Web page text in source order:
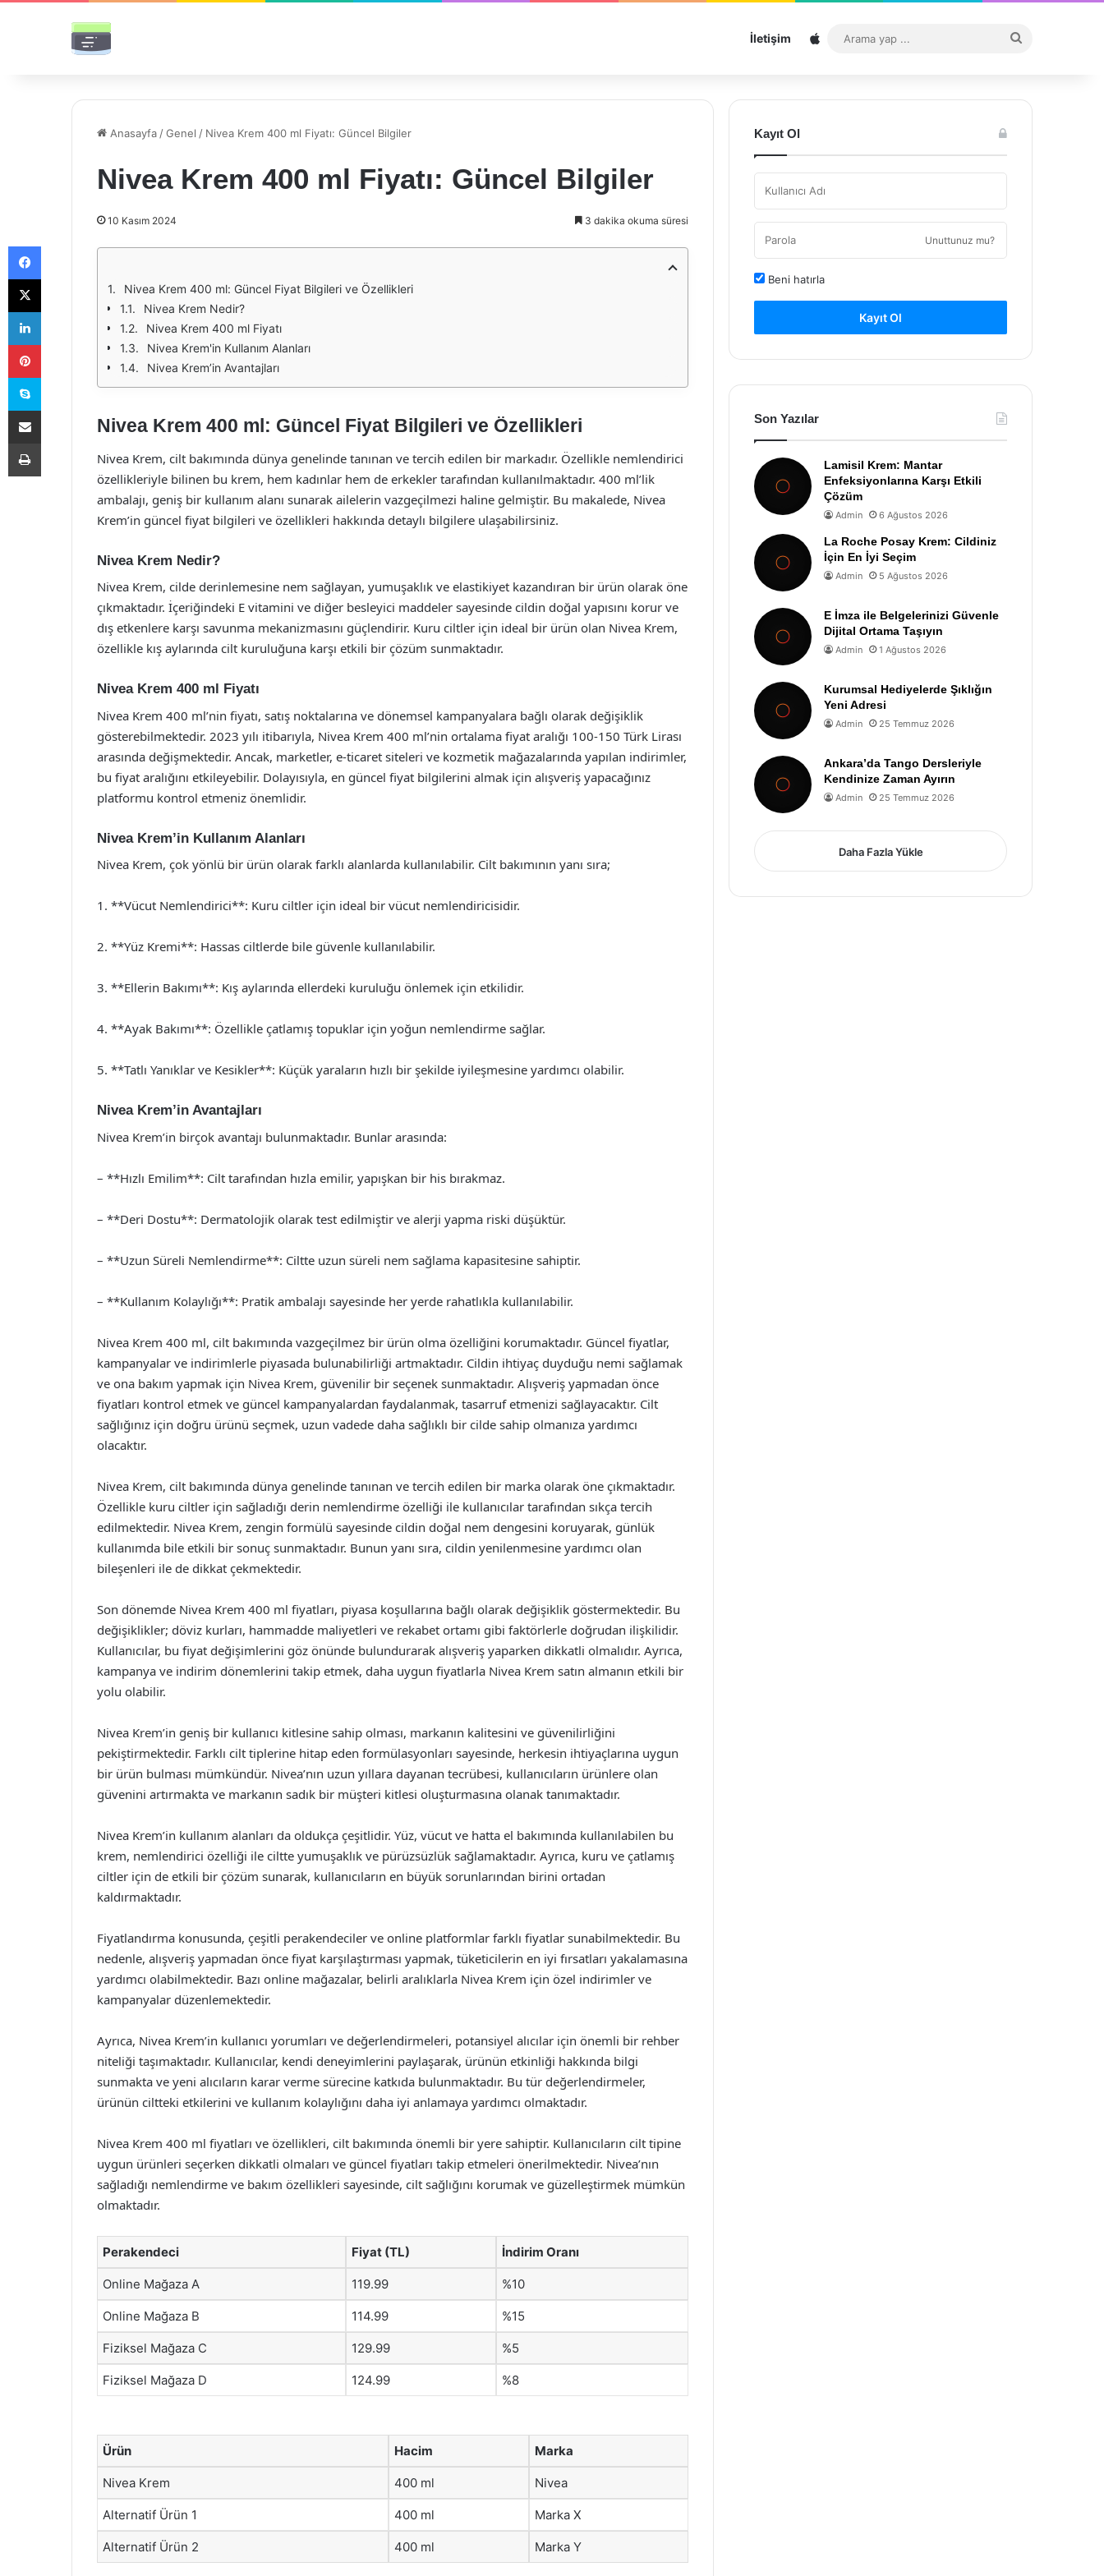
İletişim Sitemap
...
Anasayfa /Genel / Nivea Krem 400 ml Fiyatı: Güncel Bilgiler
Nivea Krem 400 ml Fiyatı: Güncel Bilgiler
10 Kasım 2024 3 dakika okuma süresi
Nivea Krem 400 ml: Güncel Fiyat Bilgileri ve Özellikleri
Nivea Krem Nedir?
Nivea Krem 400 ml Fiyatı
Nivea Krem'in Kullanım Alanları
Nivea Krem’in Avantajları
Nivea Krem 400 ml: Güncel Fiyat Bilgileri ve Özellikleri
Nivea Krem, cilt bakımında dünya genelinde tanınan ve tercih edilen bir markadır. Özellikle nemlendirici
özellikleriyle bilinen bu krem, hem kadınlar hem de erkekler tarafından kullanılmaktadır. 400 ml’lik
ambalajı, geniş bir kullanım alanı sunarak ailelerin vazgeçilmezi haline gelmiştir. Bu makalede, Nivea
Krem’in güncel fiyat bilgileri ve özellikleri hakkında detaylı bilgilere ulaşabilirsiniz.
Nivea Krem Nedir?
Nivea Krem, cilde derinlemesine nem sağlayan, yumuşaklık ve elastikiyet kazandıran bir ürün olarak öne
çıkmaktadır. İçeriğindeki E vitamini ve diğer besleyici maddeler sayesinde cildin doğal yapısını korur ve
dış etkenlere karşı savunma mekanizmasını güçlendirir. Kuru ciltler için ideal bir ürün olan Nivea Krem,
özellikle kış aylarında cilt kuruluğuna karşı etkili bir çözüm sunmaktadır.
Nivea Krem 400 ml Fiyatı
Nivea Krem 400 ml’nin fiyatı, satış noktalarına ve dönemsel kampanyalara bağlı olarak değişiklik
gösterebilmektedir. 2023 yılı itibarıyla, Nivea Krem 400 ml’nin ortalama fiyat aralığı 100-150 Türk Lirası
arasında değişmektedir. Ancak, marketler, e-ticaret siteleri ve kozmetik mağazalarında yapılan indirimler,
bu fiyat aralığını etkileyebilir. Dolayısıyla, en güncel fiyat bilgilerini almak için alışveriş yapacağınız
platformu kontrol etmeniz önemlidir.
Nivea Krem’in Kullanım Alanları
Nivea Krem, çok yönlü bir ürün olarak farklı alanlarda kullanılabilir. Cilt bakımının yanı sıra;
1. **Vücut Nemlendirici**: Kuru ciltler için ideal bir vücut nemlendiricisidir.
2. **Yüz Kremi**: Hassas ciltlerde bile güvenle kullanılabilir.
3. **Ellerin Bakımı**: Kış aylarında ellerdeki kuruluğu önlemek için etkilidir.
4. **Ayak Bakımı**: Özellikle çatlamış topuklar için yoğun nemlendirme sağlar.
5. **Tatlı Yanıklar ve Kesikler**: Küçük yaraların hızlı bir şekilde iyileşmesine yardımcı olabilir.
Nivea Krem’in Avantajları
Nivea Krem’in birçok avantajı bulunmaktadır. Bunlar arasında:
– **Hızlı Emilim**: Cilt tarafından hızla emilir, yapışkan bir his bırakmaz.
– **Deri Dostu**: Dermatolojik olarak test edilmiştir ve alerji yapma riski düşüktür.
– **Uzun Süreli Nemlendirme**: Ciltte uzun süreli nem sağlama kapasitesine sahiptir.
– **Kullanım Kolaylığı**: Pratik ambalajı sayesinde her yerde rahatlıkla kullanılabilir.
Nivea Krem 400 ml, cilt bakımında vazgeçilmez bir ürün olma özelliğini korumaktadır. Güncel fiyatlar,
kampanyalar ve indirimlerle piyasada bulunabilirliği artmaktadır. Cildin ihtiyaç duyduğu nemi sağlamak
ve ona bakım yapmak için Nivea Krem, güvenilir bir seçenek sunmaktadır. Alışveriş yapmadan önce
fiyatları kontrol etmek ve güncel kampanyalardan faydalanmak, tasarruf etmenizi sağlayacaktır. Cilt
sağlığınız için doğru ürünü seçmek, uzun vadede daha sağlıklı bir cilde sahip olmanıza yardımcı
olacaktır.
Nivea Krem, cilt bakımında dünya genelinde tanınan ve tercih edilen bir marka olarak öne çıkmaktadır.
Özellikle kuru ciltler için sağladığı derin nemlendirme özelliği ile kullanıcılar tarafından sıkça tercih
edilmektedir. Nivea Krem, zengin formülü sayesinde cildin doğal nem dengesini koruyarak, günlük
kullanımda bile etkili bir sonuç sunmaktadır. Bunun yanı sıra, cildin yenilenmesine yardımcı olan
bileşenleri ile de dikkat çekmektedir.
Son dönemde Nivea Krem 400 ml fiyatları, piyasa koşullarına bağlı olarak değişiklik göstermektedir. Bu
değişiklikler; döviz kurları, hammadde maliyetleri ve rekabet ortamı gibi faktörlerle doğrudan ilişkilidir.
Kullanıcılar, bu fiyat değişimlerini göz önünde bulundurarak alışveriş yaparken dikkatli olmalıdır. Ayrıca,
kampanya ve indirim dönemlerini takip etmek, daha uygun fiyatlarla Nivea Krem satın almanın etkili bir
yolu olabilir.
Nivea Krem’in geniş bir kullanıcı kitlesine sahip olması, markanın kalitesini ve güvenilirliğini
pekiştirmektedir. Farklı cilt tiplerine hitap eden formülasyonları sayesinde, herkesin ihtiyaçlarına uygun
bir ürün bulması mümkündür. Nivea’nın uzun yıllara dayanan tecrübesi, kullanıcıların ürünlere olan
güvenini artırmakta ve markanın sadık bir müşteri kitlesi oluşturmasına olanak tanımaktadır.
Nivea Krem’in kullanım alanları da oldukça çeşitlidir. Yüz, vücut ve hatta el bakımında kullanılabilen bu
krem, nemlendirici özelliği ile ciltte yumuşaklık ve pürüzsüzlük sağlamaktadır. Ayrıca, kuru ve çatlamış
ciltler için de etkili bir çözüm sunarak, kullanıcıların en büyük sorunlarından birini ortadan
kaldırmaktadır.
Fiyatlandırma konusunda, çeşitli perakendeciler ve online platformlar farklı fiyatlar sunabilmektedir. Bu
nedenle, alışveriş yapmadan önce fiyat karşılaştırması yapmak, tüketicilerin en iyi fırsatları yakalamasına
yardımcı olabilmektedir. Bazı online mağazalar, belirli aralıklarla Nivea Krem için özel indirimler ve
kampanyalar düzenlemektedir.
Ayrıca, Nivea Krem’in kullanıcı yorumları ve değerlendirmeleri, potansiyel alıcılar için önemli bir rehber
niteliği taşımaktadır. Kullanıcılar, kendi deneyimlerini paylaşarak, ürünün etkinliği hakkında bilgi
sunmakta ve yeni alıcıların karar verme sürecine katkıda bulunmaktadır. Bu tür değerlendirmeler,
ürünün ciltteki etkilerini ve kullanım kolaylığını daha iyi anlamaya yardımcı olmaktadır.
Nivea Krem 400 ml fiyatları ve özellikleri, cilt bakımında önemli bir yere sahiptir. Kullanıcıların cilt tipine
uygun ürünleri seçerken dikkatli olmaları ve güncel fiyatları takip etmeleri önerilmektedir. Nivea’nın
sağladığı nemlendirme ve bakım özellikleri sayesinde, cilt sağlığını korumak ve güzelleştirmek mümkün
olmaktadır.
Perakendeci Fiyat (TL) İndirim Oranı
Online Mağaza A 119.99 %10
Online Mağaza B 114.99 %15
Fiziksel Mağaza C 129.99 %5
Fiziksel Mağaza D 124.99 %8
Ürün Hacim Marka
Nivea Krem 400 ml Nivea
Alternatif Ürün 1 400 ml Marka X
Alternatif Ürün 2 400 ml Marka Y
Kayıt Ol
Unuttunuz mu?
Beni hatırla
Kayıt Ol
Son Yazılar
Lamisil Krem: Mantar
Enfeksiyonlarına Karşı Etkili
Çözüm
Admin 6 Ağustos 2026
La Roche Posay Krem: Cildiniz
İçin En İyi Seçim
Admin 5 Ağustos 2026
E İmza ile Belgelerinizi Güvenle
Dijital Ortama Taşıyın
Admin 1 Ağustos 2026
Kurumsal Hediyelerde Şıklığın
Yeni Adresi
Admin 25 Temmuz 2026
Ankara’da Tango Dersleriyle
Kendinize Zaman Ayırın
Admin 25 Temmuz 2026
Daha Fazla Yükle
Facebook
X
LinkedIn
Pinterest
Skype
E-Posta ile paylaş